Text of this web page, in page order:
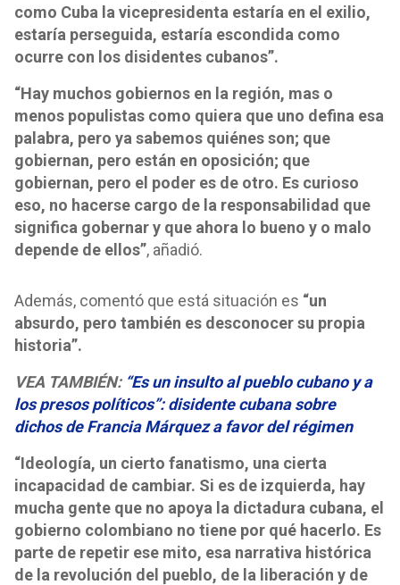
como Cuba la vicepresidenta estaría en el exilio,
estaría perseguida, estaría escondida como
ocurre con los disidentes cubanos”.
“Hay muchos gobiernos en la región, mas o
menos populistas como quiera que uno defina esa
palabra, pero ya sabemos quiénes son; que
gobiernan, pero están en oposición; que
gobiernan, pero el poder es de otro. Es curioso
eso, no hacerse cargo de la responsabilidad que
significa gobernar y que ahora lo bueno y o malo
depende de ellos”, añadió.
Además, comentó que está situación es “un
absurdo, pero también es desconocer su propia
historia”.
VEA TAMBIÉN: “Es un insulto al pueblo cubano y a
los presos políticos”: disidente cubana sobre
dichos de Francia Márquez a favor del régimen
“Ideología, un cierto fanatismo, una cierta
incapacidad de cambiar. Si es de izquierda, hay
mucha gente que no apoya la dictadura cubana, el
gobierno colombiano no tiene por qué hacerlo. Es
parte de repetir ese mito, esa narrativa histórica
de la revolución del pueblo, de la liberación y de